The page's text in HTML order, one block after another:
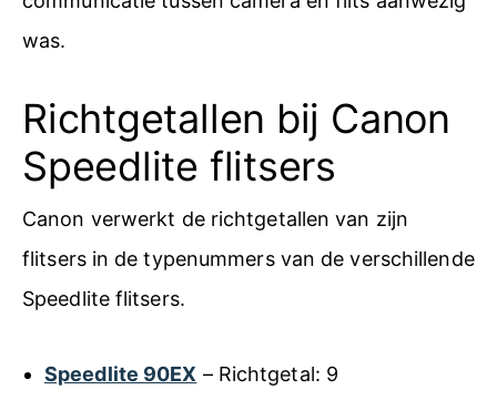
was.
Richtgetallen bij Canon
Speedlite flitsers
Canon verwerkt de richtgetallen van zijn
flitsers in de typenummers van de verschillende
Speedlite flitsers.
Speedlite 90EX – Richtgetal: 9